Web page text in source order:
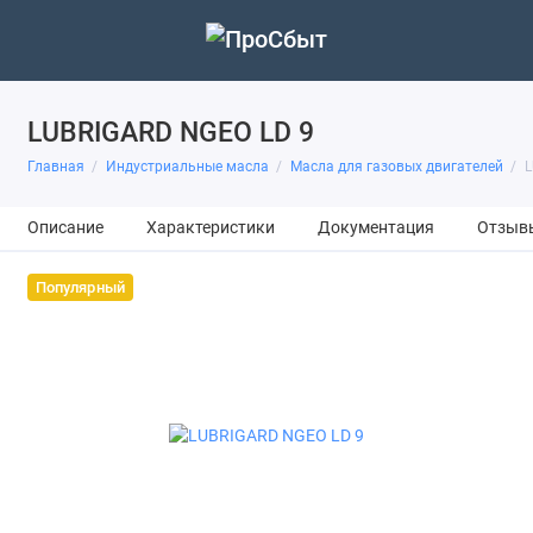
LUBRIGARD NGEO LD 9
Главная Индустриальные масла Масла для газовых двигателей
Описание Характеристики Документация
Популярный